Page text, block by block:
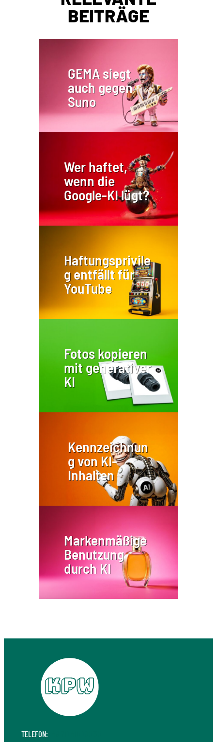
BEITRÄGE
GEMA siegt
auch gegen
Suno
Wer haftet,
wenn die
Google-KI lügt?
Haftungsprivile
g entfällt für
YouTube
Fotos kopieren
mit generativer
KI
Kennzeichnun
g von KI-
Inhalten
Markenmäßige
Benutzung
durch KI
TELEFON: